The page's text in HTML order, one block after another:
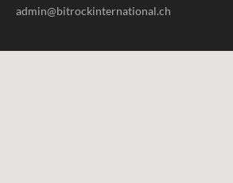
admin@bitrockinternational.ch